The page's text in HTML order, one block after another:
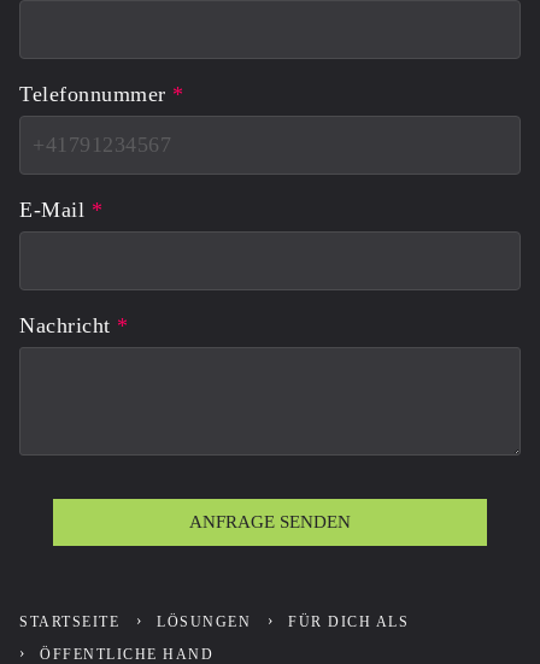
Telefonnummer *
E-Mail *
Nachricht *
ANFRAGE SENDEN
STARTSEITE LÖSUNGEN
FÜR DICH ALS
ÖFFENTLICHE HAND